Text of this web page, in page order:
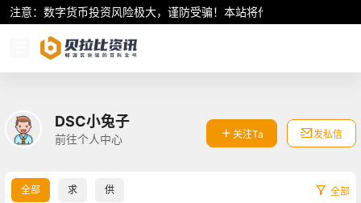
注意：数字货币投资风险极大，谨防受骗！本站将作为行业资讯共享
DSC小兔子
前往个人中心 关注Ta 发私信
全部 求 供 全部